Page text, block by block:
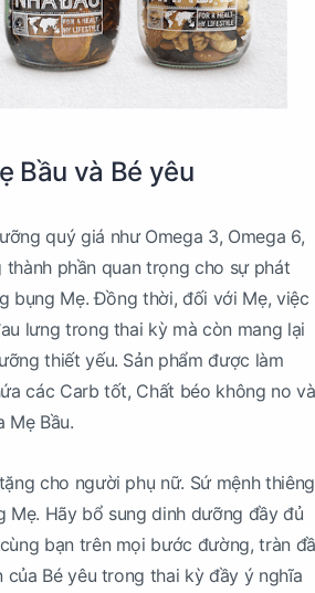
Bầu và Bé yêu
quý giá như Omega 3, Omega 6,
phần quan trọng cho sự phát
bụng Mẹ. Đồng thời, đối với Mẹ, việc
lưng trong thai kỳ mà còn mang lại
thiết yếu. Sản phẩm được làm
các Carb tốt, Chất béo không no và
Mẹ Bầu.
cho người phụ nữ. Sứ mệnh thiêng
Hãy bổ sung dinh dưỡng đầy đủ
bạn trên mọi bước đường, tràn
Bé yêu trong thai kỳ đầy ý nghĩa